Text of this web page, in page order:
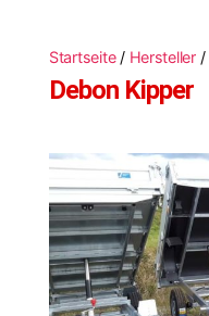
Startseite/ Hersteller/
Debon Kipper